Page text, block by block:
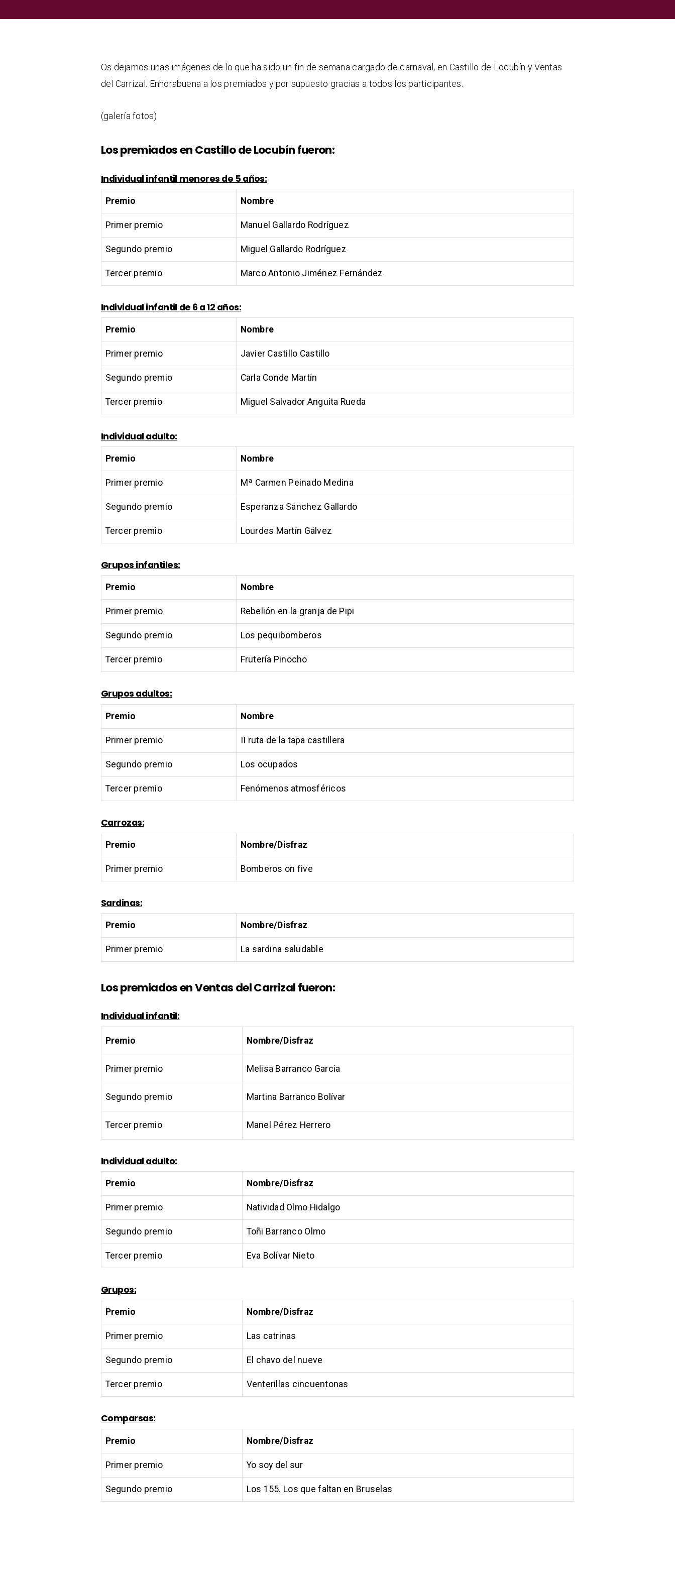
Os dejamos unas imágenes de lo que ha sido un fin de semana cargado de carnaval, en Castillo de Locubín y Ventas
del Carrizal. Enhorabuena a los premiados y por supuesto gracias a todos los participantes.
(galería fotos)
Los premiados en Castillo de Locubín fueron:
Individual infantil menores de 5 años:
Premio Nombre
Primer premio Manuel Gallardo Rodríguez
Segundo premio Miguel Gallardo Rodríguez
Tercer premio Marco Antonio Jiménez Fernández
Individual infantil de 6 a 12 años:
Premio Nombre
Primer premio Javier Castillo Castillo
Segundo premio Carla Conde Martín
Tercer premio Miguel Salvador Anguita Rueda
Individual adulto:
Premio Nombre
Primer premio Mª Carmen Peinado Medina
Segundo premio Esperanza Sánchez Gallardo
Tercer premio Lourdes Martín Gálvez
Grupos infantiles:
Premio Nombre
Primer premio Rebelión en la granja de Pipi
Segundo premio Los pequibomberos
Tercer premio Frutería Pinocho
Grupos adultos:
Premio Nombre
Primer premio II ruta de la tapa castillera
Segundo premio Los ocupados
Tercer premio Fenómenos atmosféricos
Carrozas:
Premio Nombre/Disfraz
Primer premio Bomberos on five
Sardinas:
Premio Nombre/Disfraz
Primer premio La sardina saludable
Los premiados en Ventas del Carrizal fueron:
Individual infantil:
Premio Nombre/Disfraz
Primer premio Melisa Barranco García
Segundo premio Martina Barranco Bolívar
Tercer premio Manel Pérez Herrero
Individual adulto:
Premio Nombre/Disfraz
Primer premio Natividad Olmo Hidalgo
Segundo premio Toñi Barranco Olmo
Tercer premio Eva Bolívar Nieto
Grupos:
Premio Nombre/Disfraz
Primer premio Las catrinas
Segundo premio El chavo del nueve
Tercer premio Venterillas cincuentonas
Comparsas:
Premio Nombre/Disfraz
Primer premio Yo soy del sur
Segundo premio Los 155. Los que faltan en Bruselas